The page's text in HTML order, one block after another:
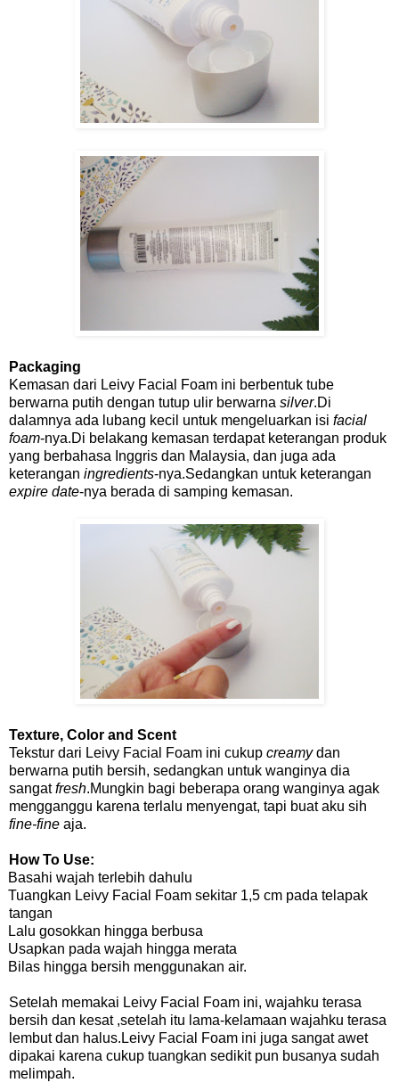
Packaging
Kemasan dari Leivy Facial Foam ini berbentuk tube
berwarna putih dengan tutup ulir berwarna silver.Di
dalamnya ada lubang kecil untuk mengeluarkan isi facial
foam-nya.Di belakang kemasan terdapat keterangan produk
yang berbahasa Inggris dan Malaysia, dan juga ada
keterangan ingredients-nya.Sedangkan untuk keterangan
expire date-nya berada di samping kemasan.
Texture, Color and Scent
Tekstur dari Leivy Facial Foam ini cukup creamydan
berwarna putih bersih, sedangkan untuk wanginya dia
sangatfresh.Mungkin bagi beberapa orang wanginya agak
mengganggu karena terlalu menyengat, tapi buat aku sih
fine-fine aja.
How To Use:
Basahi wajah terlebih dahulu
Tuangkan Leivy Facial Foam sekitar 1,5 cm pada telapak
tangan
Lalu gosokkan hingga berbusa
Usapkan pada wajah hingga merata
Bilas hingga bersih menggunakan air.
Setelah memakai Leivy Facial Foam ini, wajahku terasa
bersih dan kesat ,setelah itu lama-kelamaan wajahku terasa
lembut dan halus.Leivy Facial Foam ini juga sangat awet
dipakai karena cukup tuangkan sedikit pun busanya sudah
melimpah.